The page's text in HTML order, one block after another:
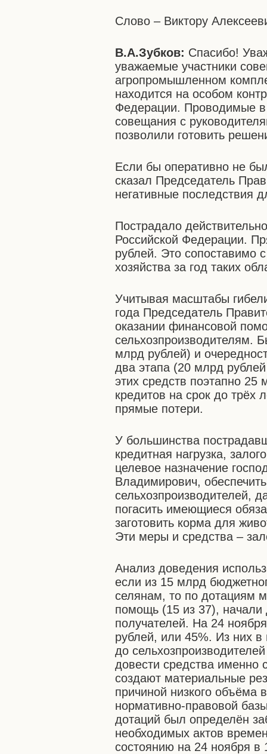
Слово – Виктору
В.А.Зубков: Спасибо!
уважаемые участники
агропромышленном
находится на особом
Федерации. Проводимые
совещания с
позволили готовить
Если бы оперативно не
сказал Председатель
негативные последствия
Пострадало
Российской Федерации.
рублей. Это сопоставимо
хозяйства за год таких
Учитывая масштабы
года Председатель
оказании финансовой
сельхозпроизводителям.
млрд рублей) и
два этапа (20 млрд
этих средств поэтапно
кредитов на срок до трёх
прямые потери.
У большинства
кредитная нагрузка,
целевое назначение
Владимирович,
сельхозпроизводителей,
погасить имеющиеся
заготовить корма для
Эти меры и средства –
Анализ доведения
если из 15 млрд
селянам, то по дотациям
помощь (15 из 37), начали
получателей. На 24
рублей, или 45%. Из них
до
довести средства именно
создают материальные
причиной низкого объёма
нормативно-правовой
дотаций был определён
необходимых актов
состоянию на 24 ноября в